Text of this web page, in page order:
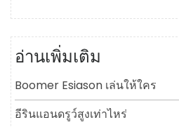
อ่านเพิ่มเติม
Boomer Esiason เล่นให้ใคร
อีรินแอนดรูว์สูงเท่าไหร่